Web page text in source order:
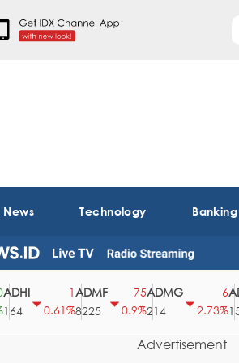
Technology Banking
0.61%
ADMF
8225
0.9%
ADMG
214
2.73%
ADMR
1510
Advertisement